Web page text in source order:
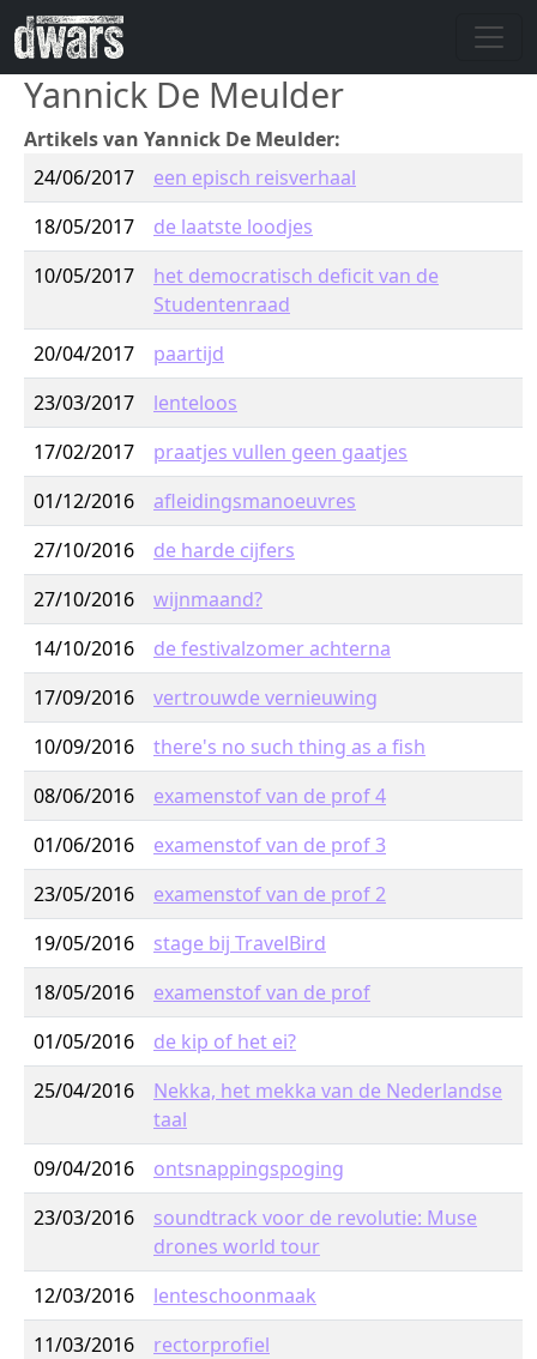
Overslaan en naar de inhoud gaan
Yannick De Meulder
Artikels van Yannick De Meulder:
24/06/2017
een episch reisverhaal
18/05/2017
de laatste loodjes
10/05/2017
het democratisch deficit van de
Studentenraad
20/04/2017
paartijd
23/03/2017
lenteloos
17/02/2017
praatjes vullen geen gaatjes
01/12/2016
afleidingsmanoeuvres
27/10/2016
de harde cijfers
27/10/2016
wijnmaand?
14/10/2016
de festivalzomer achterna
17/09/2016
vertrouwde vernieuwing
10/09/2016
there's no such thing as a fish
08/06/2016
examenstof van de prof 4
01/06/2016
examenstof van de prof 3
23/05/2016
examenstof van de prof 2
19/05/2016
stage bij TravelBird
18/05/2016
examenstof van de prof
01/05/2016
de kip of het ei?
25/04/2016
Nekka, het mekka van de Nederlandse
taal
09/04/2016
ontsnappingspoging
23/03/2016
soundtrack voor de revolutie: Muse
drones world tour
12/03/2016
lenteschoonmaak
11/03/2016
rectorprofiel